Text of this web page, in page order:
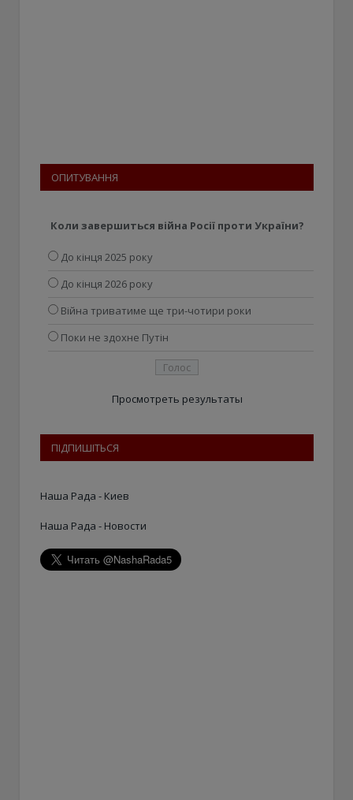
ОПИТУВАННЯ
Коли завершиться війна Росії проти України?
До кінця 2025 року
До кінця 2026 року
Війна триватиме ще три-чотири роки
Поки не здохне Путін
Просмотреть результаты
ПІДПИШІТЬСЯ
Наша Рада - Киев
Наша Рада - Новости